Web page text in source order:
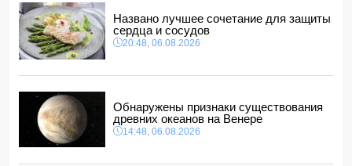
территорию Азербайджана
10:10, 07.08.2026
Названо лучшее сочетание для защиты
сердца и сосудов
20:48, 06.08.2026
Обнаружены признаки существования
древних океанов на Венере
14:48, 06.08.2026